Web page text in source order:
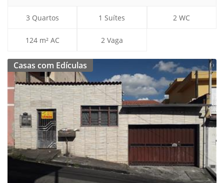
3 Quartos 1 Suítes 2 WC
124 m² AC 2 Vaga
Casas com Edículas